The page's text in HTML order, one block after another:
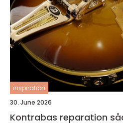
inspiration
30. June 2026
Kontrabas reparation sådan bevarer du